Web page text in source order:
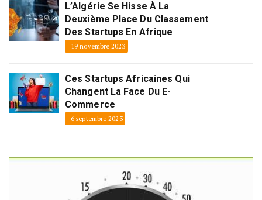
L’Algérie Se Hisse À La
Deuxième Place Du Classement
Des Startups En Afrique
19 novembre 2023
Ces Startups Africaines Qui
Changent La Face Du E-
Commerce
6 septembre 2023